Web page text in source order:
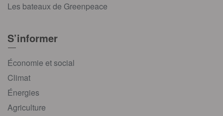
Les bateaux de Greenpeace
S’informer
Économie et social
Climat
Énergies
Agriculture